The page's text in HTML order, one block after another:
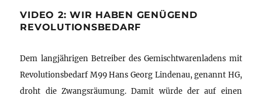
VIDEO 2: WIR HABEN GENÜGEND
REVOLUTIONSBEDARF
Dem langjährigen Betreiber des Gemischtwarenladens mit
Revolutionsbedarf M99 Hans Georg Lindenau, genannt HG,
droht die Zwangsräumung. Damit würde der auf einen